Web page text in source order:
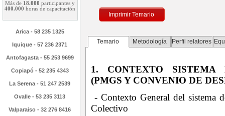
Más de 18.000 participantes y
400.000 horas de capacitación
Arica - 58 235 1325
Iquique - 57 236 2371
Antofagasta - 55 253 9699
Copiapó - 52 235 4343
La Serena - 51 247 2539
Ovalle - 53 235 3113
Valparaiso - 32 276 8416
Imprimir Temario
Temario Metodología Perfil relatores
1. CONTEXTO SISTEMA
(PMGS Y CONVENIO DE
- Contexto General del sistema
Colectivo